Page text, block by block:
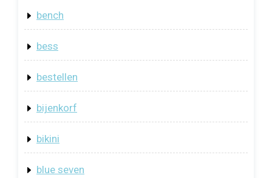
bench
bess
bestellen
bijenkorf
bikini
blue seven